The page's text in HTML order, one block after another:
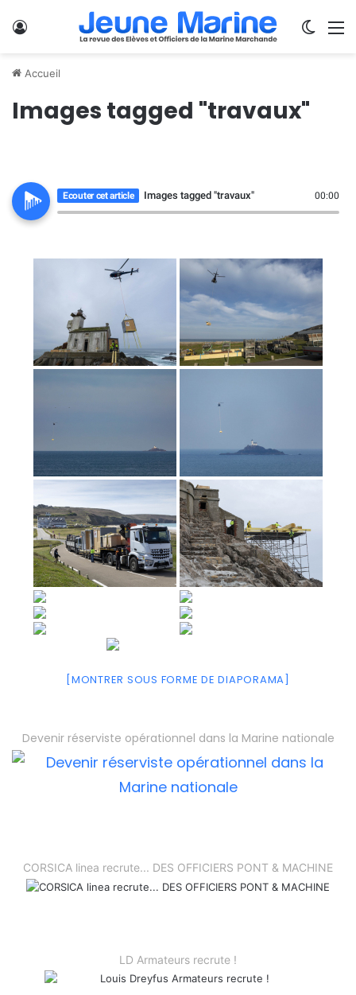
Se connecter
Accueil
Images tagged "travaux"
Ecouter cet article Images tagged "travaux" 00:00
[MONTRER SOUS FORME DE DIAPORAMA]
Devenir réserviste opérationnel dans la Marine nationale
CORSICA linea recrute... DES OFFICIERS PONT & MACHINE
LD Armateurs recrute !